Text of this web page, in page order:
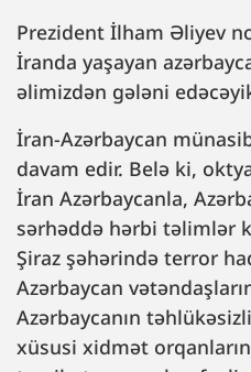
Prezident İlham Əliyev
İranda yaşayan
əlimizdən gələni
İran-Azərbaycan
davam edir. Belə ki,
İran Azərbaycanla,
sərhəddə hərbi təlimlər
Şiraz şəhərində terror
Azərbaycan
Azərbaycanın
xüsusi xidmət